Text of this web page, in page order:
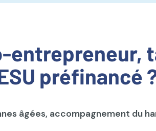
entrepreneur,
préfinancé
âgées, accompagnement du